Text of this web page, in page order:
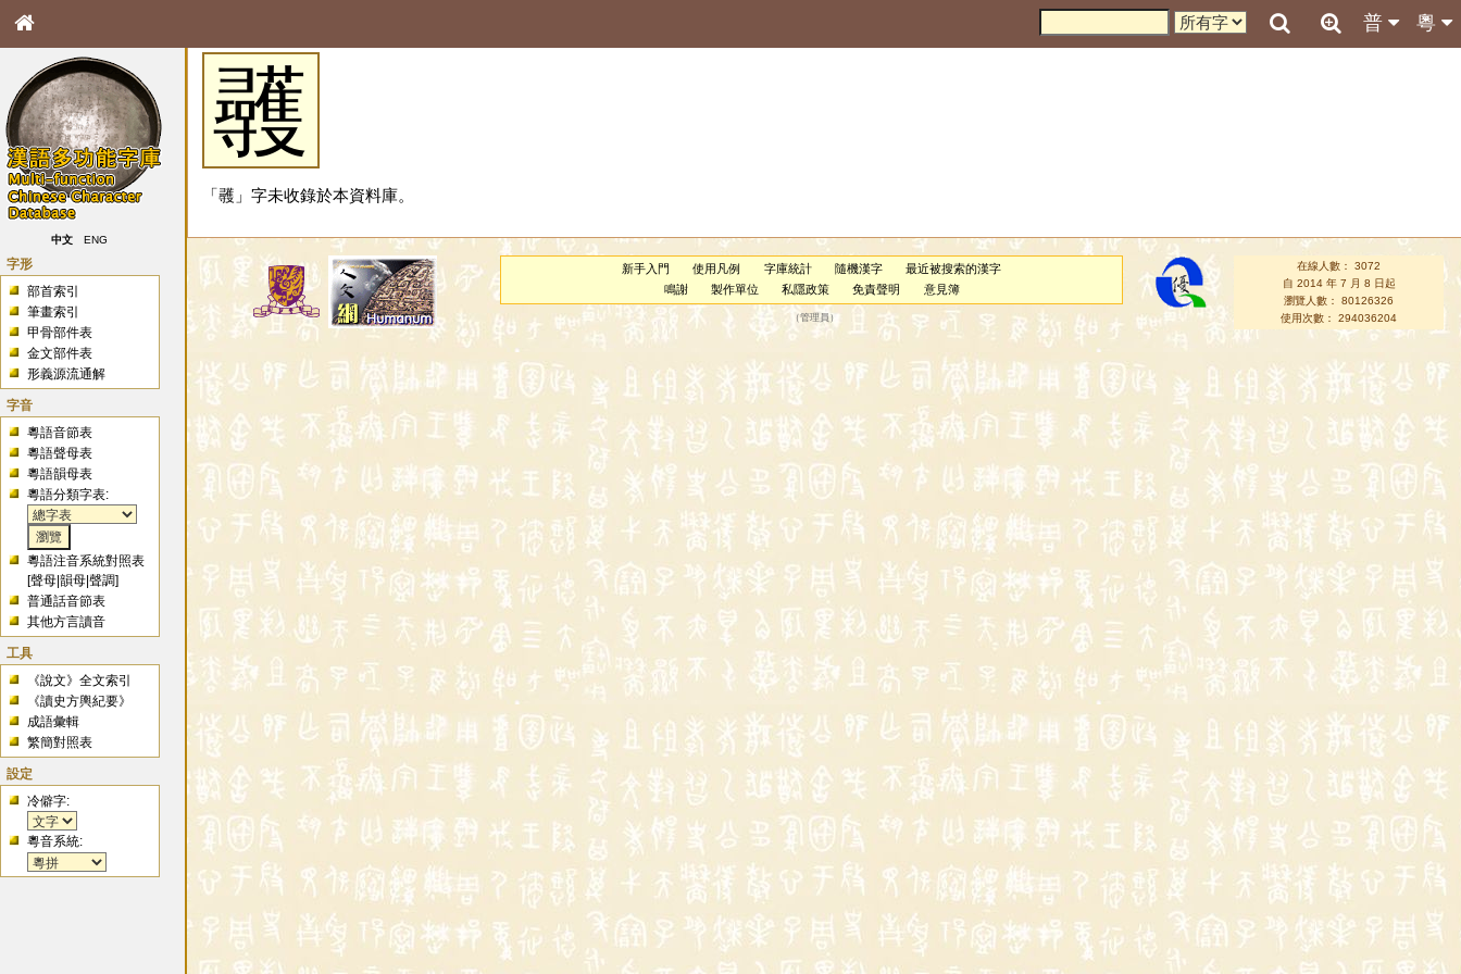
粵
普
中文 ENG
字形
部首索引
筆畫索引
甲骨部件表
金文部件表
形義源流通解
字音
粵語音節表
粵語聲母表
粵語韻母表
粵語分類字表:
粵語注音系統對照表
[聲母 |韻母 |聲調]
普通話音節表
其他方言讀音
工具
《說文》全文索引
《讀史方輿紀要》
成語彙輯
繁簡對照表
設定
冷僻字:
粵音系統:
彠
「彠」字未收錄於本資料庫。
新手入門 使用凡例 字庫統計 隨機漢字
最近被搜索的漢字
鳴謝
製作單位 私隱政策 免責聲明 意見簿
（管理員 ）
在線人數： 3072
自 2014 年 7 月 8 日起
瀏覽人數： 80126326
使用次數： 294036204